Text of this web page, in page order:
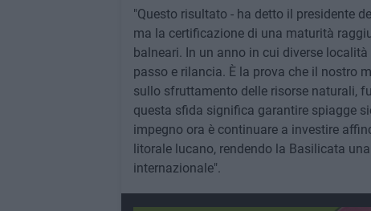
"Questo risultato - ha detto il presidente
ma la certificazione di una maturità
balneari. In un anno in cui diverse
passo e rilancia. È la prova che il nostro
sullo sfruttamento delle risorse naturali,
questa sfida significa garantire spiagge
impegno ora è continuare a investire
litorale lucano, rendendo la Basilicata
internazionale".